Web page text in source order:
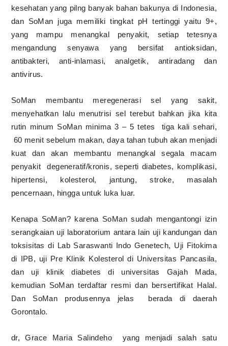
kesehatan yang pilng banyak bahan bakunya di Indonesia,
dan SoMan juga memiliki tingkat pH tertinggi yaitu 9+,
yang mampu menangkal penyakit, setiap tetesnya
mengandung senyawa yang bersifat antioksidan,
antibakteri, anti-inlamasi, analgetik, antiradang dan
antivirus.
SoMan membantu meregenerasi sel yang sakit,
menyehatkan lalu menutrisi sel terebut bahkan jika kita
rutin minum SoMan minima 3 – 5 tetes
tiga kali sehari,
60 menit sebelum makan, daya tahan tubuh akan menjadi
kuat dan akan membantu menangkal segala macam
penyakit
degeneratif/kronis, seperti diabetes, komplikasi,
hipertensi, kolesterol, jantung, stroke, masalah
pencernaan, hingga untuk luka luar.
Kenapa SoMan? karena SoMan sudah mengantongi izin
serangkaian uji laboratorium antara lain uji kandungan dan
toksisitas di Lab Saraswanti Indo Genetech, Uji Fitokima
di IPB, uji Pre Klinik Kolesterol di Universitas Pancasila,
dan uji klinik diabetes di universitas Gajah Mada,
kemudian SoMan terdaftar resmi dan bersertifikat Halal.
Dan SoMan produsennya jelas
berada di daerah
Gorontalo.
dr, Grace Maria Salindeho yang menjadi salah satu